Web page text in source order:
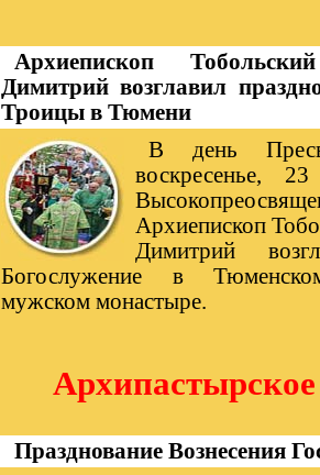
Архиепископ
Димитрий возглавил
Троицы в Тюмени
В день
воскресенье,
Архиепископ
Димитрий
Богослужение в
мужском монастыре.
Празднование Вознесения